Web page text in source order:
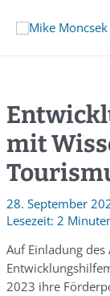
mit
28. September
2
Auf Einladung
2023 ihre